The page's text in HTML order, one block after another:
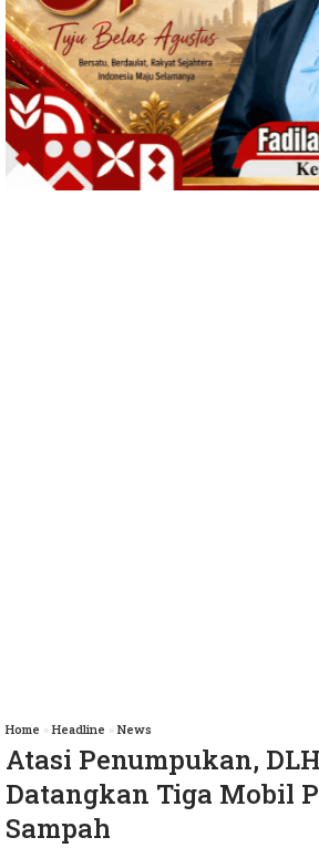
Home » Headline » News
Atasi Penumpukan,
Datangkan Tiga Mobil
Sampah